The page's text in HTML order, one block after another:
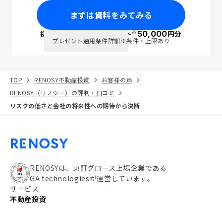
まずは資料をみてみる
初回面談で ポイント※50,000円分
プレゼント適用条件詳細※条件・上限あり
TOP RENOSY不動産投資
お客様の声
RENOSY（リノシー）の評判・口コミ
リスクの低さと会社の将来性への期待から決断
RENOSYは、東証グロース上場企業である
GA technologiesが運営しています。
サービス
不動産投資